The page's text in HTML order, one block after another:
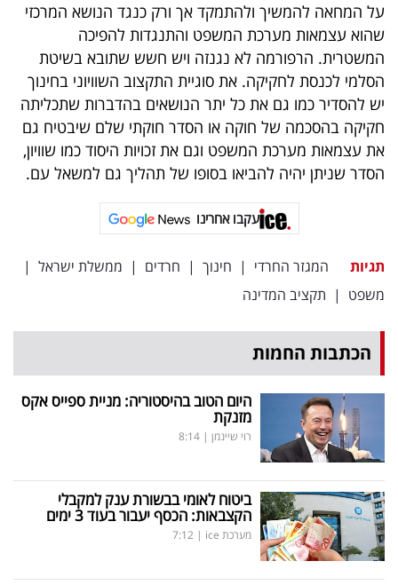
על המחאה להמשיך ולהתמקד אך ורק כנגד הנושא המרכזי
שהוא עצמאות מערכת המשפט והתנגדות להפיכה
המשטרית. הרפורמה לא נגנזה ויש חשש שתובא בשיטת
הסלמי לכנסת לחקיקה. את סוגיית התקצוב השוויוני בחינוך
יש להסדיר כמו גם את כל יתר הנושאים בהדברות שתכליתה
חקיקה בהסכמה של חוקה או הסדר חוקתי שלם שיבטיח גם
את עצמאות מערכת המשפט וגם את זכויות היסוד כמו שוויון,
הסדר שניתן יהיה להביאו בסופו של תהליך גם למשאל עם.
עקבו אחרינו
תגיות המגזר החרדי | חינוך | חרדים | ממשלת ישראל |
משפט | תקציב המדינה
הכתבות החמות
היום הטוב בהיסטוריה: מניית ספייס אקס
מזנקת
רוי שיינמן |
8:14
ביטוח לאומי בבשורת ענק למקבלי
הקצבאות: הכסף יעבור בעוד 3 ימים
מערכת ice |
7:12